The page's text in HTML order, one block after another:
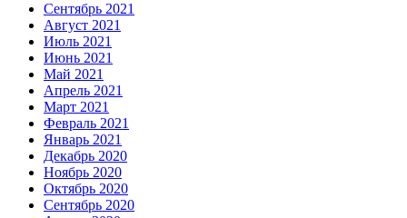
Сентябрь 2021
Август 2021
Июль 2021
Июнь 2021
Май 2021
Апрель 2021
Март 2021
Февраль 2021
Январь 2021
Декабрь 2020
Ноябрь 2020
Октябрь 2020
Сентябрь 2020